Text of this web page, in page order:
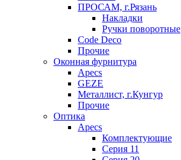
ПРОСАМ, г.Рязань
Накладки
Ручки поворотные
Code Deco
Прочие
Оконная фурнитура
Apecs
GEZE
Металлист, г.Кунгур
Прочие
Оптика
Apecs
Комплектующие
Серия 11